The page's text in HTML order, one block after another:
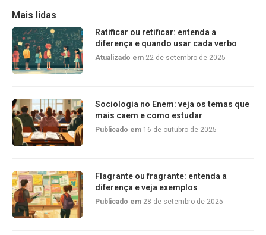
Mais lidas
Ratificar ou retificar: entenda a
diferença e quando usar cada verbo
Atualizado em 22 de setembro de 2025
Sociologia no Enem: veja os temas que
mais caem e como estudar
Publicado em 16 de outubro de 2025
Flagrante ou fragrante: entenda a
diferença e veja exemplos
Publicado em 28 de setembro de 2025